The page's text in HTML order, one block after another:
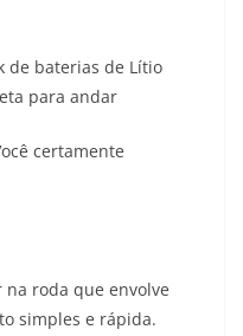
de baterias de Lítio
para andar
certamente
na roda que envolve
simples e rápida.